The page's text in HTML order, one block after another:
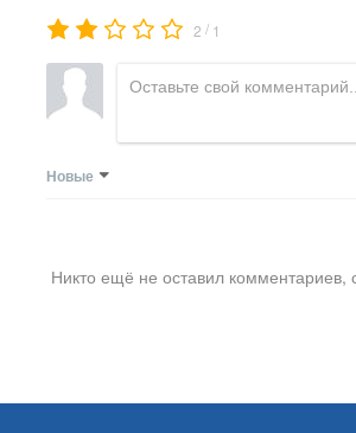
2 / 1
Новые
Никто ещё не оставил комментариев,